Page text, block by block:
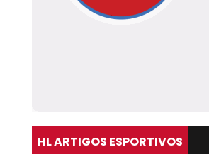
HL ARTIGOS ESPORTIVOS